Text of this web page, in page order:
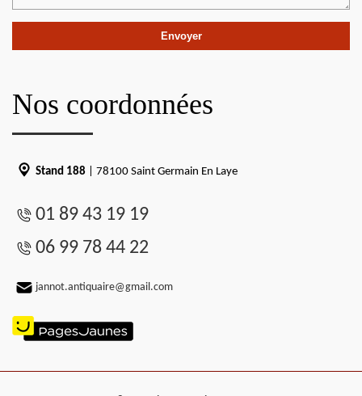
Nos coordonnées
Stand 188 | 78100 Saint Germain En Laye
01 89 43 19 19
06 99 78 44 22
jannot.antiquaire@gmail.com